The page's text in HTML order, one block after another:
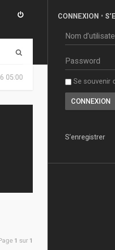
05:00
1 sur 1
CONNEXION •
Se souvenir
S’enregistrer